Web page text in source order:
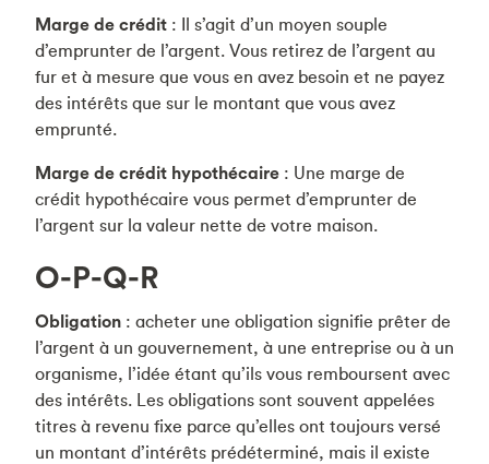
Marge de crédit : Il s’agit d’un moyen souple
d’emprunter de l’argent. Vous retirez de l’argent au
fur et à mesure que vous en avez besoin et ne payez
des intérêts que sur le montant que vous avez
emprunté.
Marge de crédit hypothécaire : Une marge de
crédit hypothécaire vous permet d’emprunter de
l’argent sur la valeur nette de votre maison.
O-P-Q-R
Obligation : acheter une obligation signifie prêter de
l’argent à un gouvernement, à une entreprise ou à un
organisme, l’idée étant qu’ils vous remboursent avec
des intérêts. Les obligations sont souvent appelées
titres à revenu fixe parce qu’elles ont toujours versé
un montant d’intérêts prédéterminé, mais il existe